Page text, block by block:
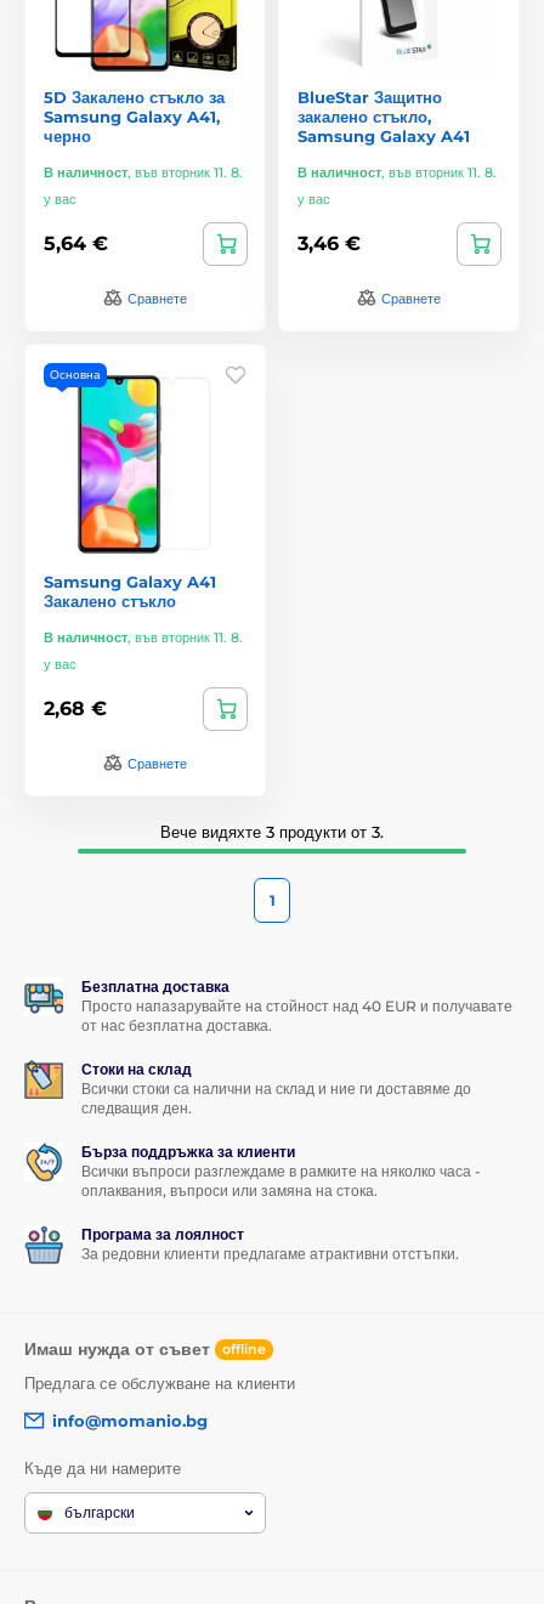
5D Закалено стъкло за
Samsung Galaxy A41,
черно
В наличност, във вторник 11. 8.
у вас
5,64 €
Сравнете
BlueStar Защитно
закалено стъкло,
Samsung Galaxy A41
В наличност, във вторник 11. 8.
у вас
3,46 €
Сравнете
Основна
Samsung Galaxy A41
Закалено стъкло
В наличност, във вторник 11. 8.
у вас
2,68 €
Сравнете
Вече видяхте 3 продукти от 3.
1
Безплатна доставка
Просто напазарувайте на стойност над 40 EUR и получавате
от нас безплатна доставка.
Стоки на склад
Всички стоки са налични на склад и ние ги доставяме до
следващия ден.
Бърза поддръжка за клиенти
Всички въпроси разглеждаме в рамките на няколко часа -
оплаквания, въпроси или замяна на стока.
Програма за лоялност
За редовни клиенти предлагаме атрактивни отстъпки.
Имаш нужда от съвет offline
Предлага се обслужване на клиенти
info@momanio.bg
Къде да ни намерите
български